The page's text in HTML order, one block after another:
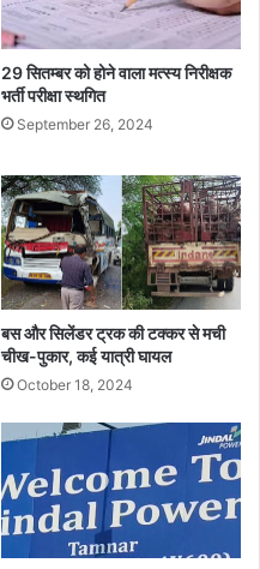
29 सितम्बर को होने वाला मत्स्य निरीक्षक
भर्ती परीक्षा स्थगित
September 26, 2024
बस और सिलेंडर ट्रक की टक्कर से मची
चीख-पुकार, कई यात्री घायल
October 18, 2024